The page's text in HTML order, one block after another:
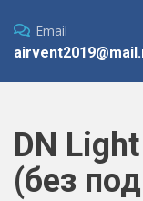
Email
DN
(без